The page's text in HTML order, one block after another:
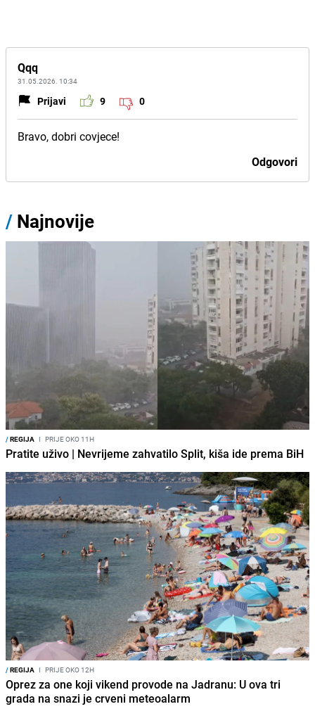
Qqq
31.05.2026. 10:34
Prijavi 9 0
Bravo, dobri covjece!
Odgovori
/ Najnovije
/REGIJA I PRIJE OKO 11H
Pratite uživo | Nevrijeme zahvatilo Split, kiša ide prema BiH
/REGIJA I PRIJE OKO 12H
Oprez za one koji vikend provode na Jadranu: U ova tri
grada na snazi je crveni meteoalarm